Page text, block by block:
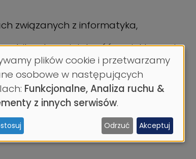
związanych z informatyka,
umiejętność projektowania
piśmie.
plików cookie i przetwarzamy
osobowe w następujących
Funkcjonalne, Analiza ruchu &
z innych serwisów.
Odrzuć Akceptuj